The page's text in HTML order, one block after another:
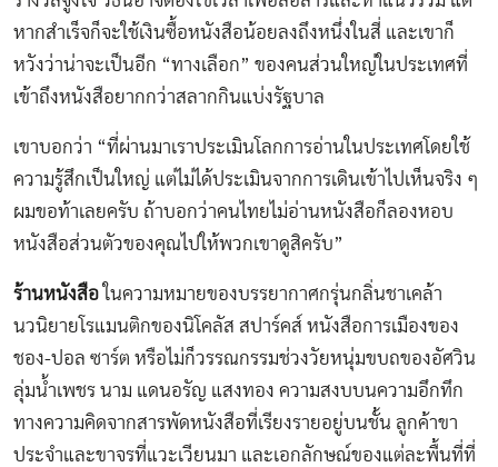
หากสำเร็จก็จะใช้เงินซื้อหนังสือน้อยลงถึงหนึ่งในสี่ และเขาก็
หวังว่าน่าจะเป็นอีก “ทางเลือก” ของคนส่วนใหญ่ในประเทศที่
เข้าถึงหนังสือยากกว่าสลากกินแบ่งรัฐบาล
เขาบอกว่า “ที่ผ่านมาเราประเมินโลกการอ่านในประเทศโดยใช้
ความรู้สึกเป็นใหญ่ แต่ไม่ได้ประเมินจากการเดินเข้าไปเห็นจริง ๆ
ผมขอท้าเลยครับ ถ้าบอกว่าคนไทยไม่อ่านหนังสือก็ลองหอบ
หนังสือส่วนตัวของคุณไปให้พวกเขาดูสิครับ”
ร้านหนังสือ ในความหมายของบรรยากาศกรุ่นกลิ่นชาเคล้า
นวนิยายโรแมนติกของนิโคลัส สปาร์คส์ หนังสือการเมืองของ
ชอง-ปอล ซาร์ต หรือไม่ก็วรรณกรรมช่วงวัยหนุ่มขบถของอัศวิน
ลุ่มนํ้าเพชร นาม แดนอรัญ แสงทอง ความสงบบนความอึกทึก
ทางความคิดจากสารพัดหนังสือที่เรียงรายอยู่บนชั้น ลูกค้าขา
ประจำและขาจรที่แวะเวียนมา และเอกลักษณ์ของแต่ละพื้นที่ที่